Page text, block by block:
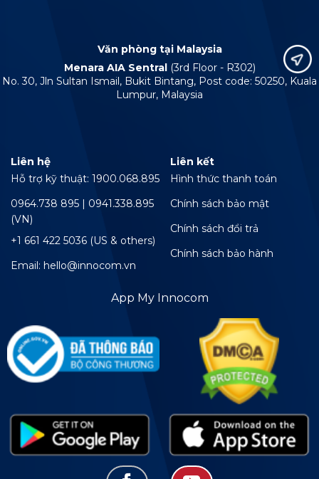
Văn phòng tại Malaysia
Menara AIA Sentral (3rd Floor - R302)
No. 30, Jln Sultan Ismail, Bukit Bintang, Post code: 50250, Kuala
Lumpur, Malaysia
Liên hệ
Hỗ trợ kỹ thuật: 1900.068.895
0964.738 895 | 0941.338.895
(VN)
+1 661 422 5036 (US & others)
Email: hello@innocom.vn
Liên kết
Hình thức thanh toán
Chính sách bảo mật
Chính sách đổi trả
Chính sách bảo hành
App My Innocom